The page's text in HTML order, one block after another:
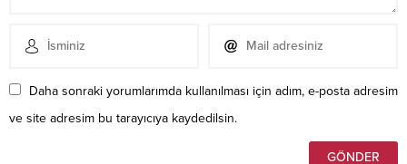
Daha sonraki yorumlarımda kullanılması için adım, e-posta adresim
ve site adresim bu tarayıcıya kaydedilsin.